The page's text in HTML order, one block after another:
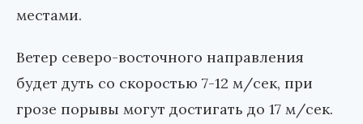
местами.
Ветер северо-восточного направления
будет дуть со скоростью 7-12 м/сек, при
грозе порывы могут достигать до 17 м/сек.